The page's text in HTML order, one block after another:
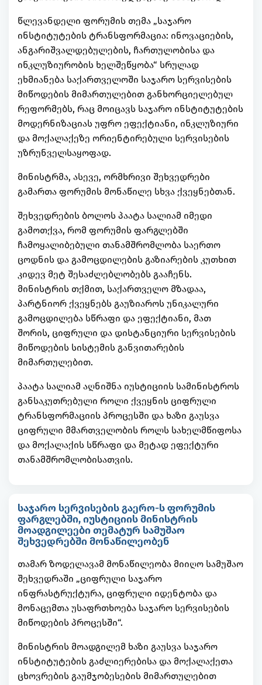
წლევანდელი ფორუმის თემა „საჯარო
ინსტიტუტების ტრანსფორმაცია: ინოვაციების,
ანგარიშვალდებულების, ჩართულობისა და
ინკლუზიურობის ხელშეწყობა“ სრულად
ეხმიანება საქართველოში საჯარო სერვისების
მიწოდების მიმართულებით განხორციელებულ
რეფორმებს, რაც მოიცავს საჯარო ინსტიტუტების
მოდერნიზაციას უფრო ეფექტიანი, ინკლუზიური
და მოქალაქეზე ორიენტირებული სერვისების
უზრუნველსაყოფად.
მინისტრმა, ასევე, ორმხრივი შეხვედრები
გამართა ფორუმის მონაწილე სხვა ქვეყნებთან.
შეხვედრების ბოლოს პაატა სალიამ იმედი
გამოთქვა, რომ ფორუმის ფარგლებში
ჩამოყალიბებული თანამშრომლობა საერთო
ცოდნის და გამოცდილების გაზიარების კუთხით
კიდევ მეტ შესაძლებლობებს გააჩენს.
მინისტრის თქმით, საქართველო მზადაა,
პარტნიორ ქვეყნებს გაუზიაროს უნიკალური
გამოცდილება სწრაფი და ეფექტიანი, მათ
შორის, ციფრული და დისტანციური სერვისების
მიწოდების სისტემის განვითარების
მიმართულებით.
პაატა სალიამ აღნიშნა იუსტიციის სამინისტროს
განსაკუთრებული როლი ქვეყნის ციფრული
ტრანსფორმაციის პროცესში და ხაზი გაუსვა
ციფრული მმართველობის როლს სახელმწიფოსა
და მოქალაქის სწრაფი და მეტად ეფექტური
თანამშრომლობისათვის.
საჯარო სერვისების გაერო-ს ფორუმის
ფარგლებში, იუსტიციის მინისტრის
მოადგილეები თემატურ სამუშაო
შეხვედრებში მონაწილეობენ
თამარ ზოდელავამ მონაწილეობა მიიღო სამუშაო
შეხვედრაში „ციფრული საჯარო
ინფრასტრუქტურა, ციფრული იდენტობა და
მონაცემთა უსაფრთხოება საჯარო სერვისების
მიწოდების პროცესში“.
მინისტრის მოადგილემ ხაზი გაუსვა საჯარო
ინსტიტუტების გაძლიერებისა და მოქალაქეთა
ცხოვრების გაუმჯობესების მიმართულებით